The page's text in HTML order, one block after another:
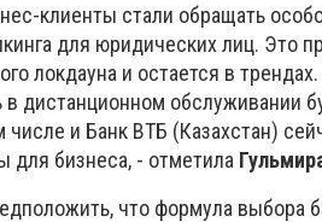
клиенты стали обращать
для юридических лиц. Это
локдауна и остается в
дистанционном обслуживании
числе и Банк ВТБ (Казахстан)
для бизнеса, - отметила
что формула выбора